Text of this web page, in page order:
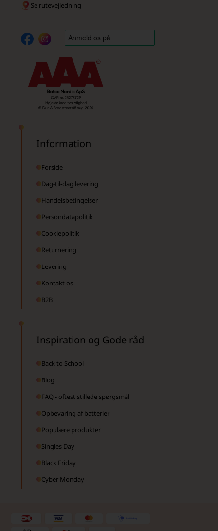
Se rutevejledning
Information
Forside
Dag-til-dag levering
Handelsbetingelser
Persondatapolitik
Cookiepolitik
Returnering
Levering
Kontakt os
B2B
Inspiration og Gode råd
Back to School
Blog
FAQ - oftest stillede spørgsmål
Opbevaring af batterier
Populære produkter
Singles Day
Black Friday
Cyber Monday